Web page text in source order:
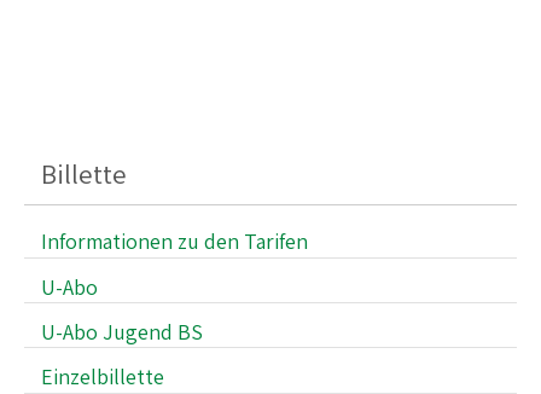
Billette
Informationen zu den Tarifen
U-Abo
U-Abo Jugend BS
Einzelbillette